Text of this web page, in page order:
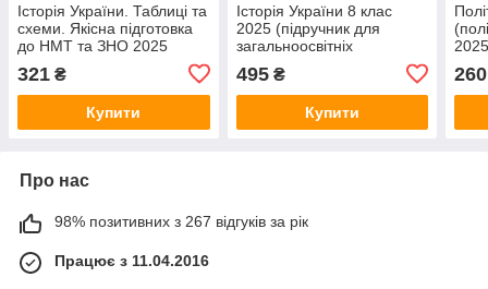
Історія України. Таблиці та
схеми. Якісна підготовка
до НМТ та ЗНО 2025
321 ₴
Купити
Історія України 8 клас
2025 (підручник для
загальноосвітніх
закладів)
495₴
Купити
260
Про нас
98% позитивних з 267 відгуків за рік
Працює з 11.04.2016